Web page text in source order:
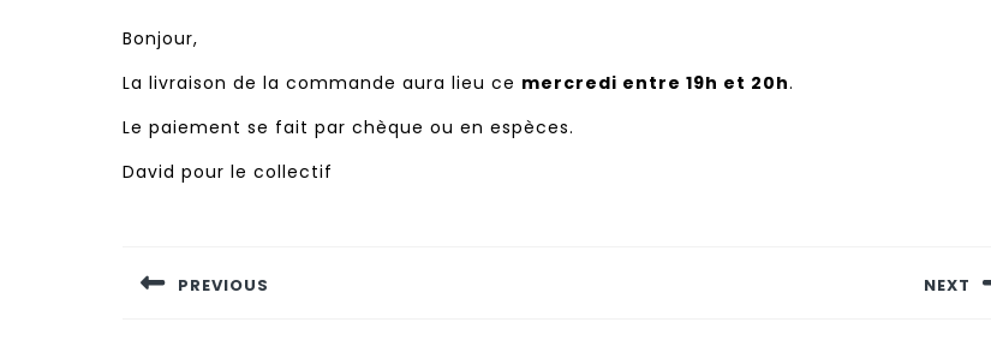
Bonjour,
La livraison de la commande aura lieu ce mercredi entre 19h et 20h.
Le paiement se fait par chèque ou en espèces.
David pour le collectif
de PREVIOUS NEXT